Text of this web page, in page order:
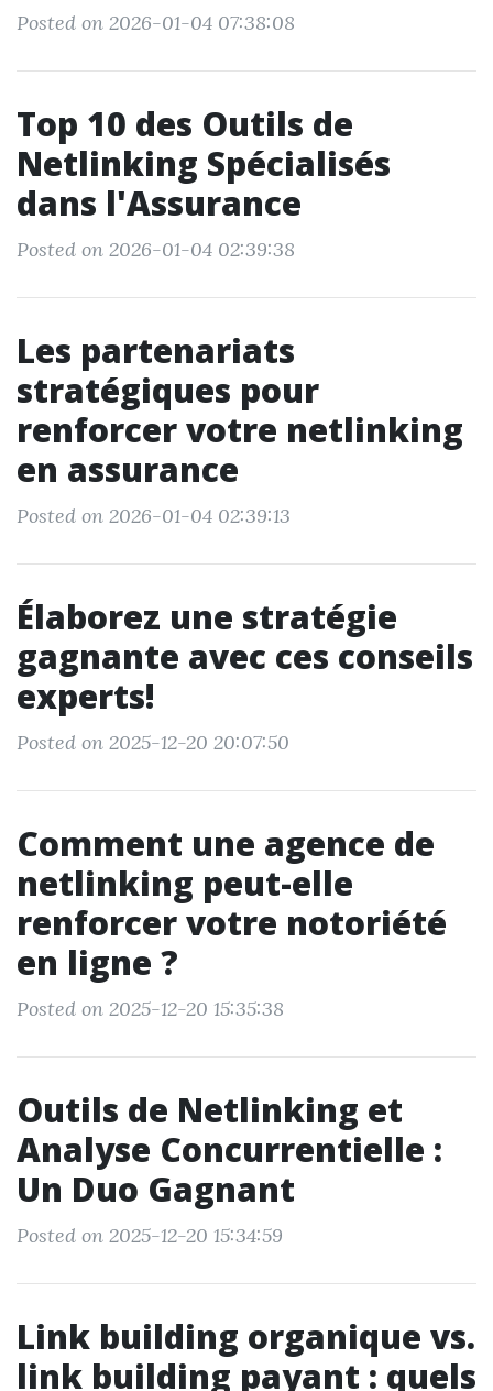
Posted on 2026-01-04 07:38:08
Top 10 des Outils de
Netlinking Spécialisés
dans l'Assurance
Posted on 2026-01-04 02:39:38
Les partenariats
stratégiques pour
renforcer votre netlinking
en assurance
Posted on 2026-01-04 02:39:13
Élaborez une stratégie
gagnante avec ces conseils
experts!
Posted on 2025-12-20 20:07:50
Comment une agence de
netlinking peut-elle
renforcer votre notoriété
en ligne ?
Posted on 2025-12-20 15:35:38
Outils de Netlinking et
Analyse Concurrentielle :
Un Duo Gagnant
Posted on 2025-12-20 15:34:59
Link building organique vs.
link building payant : quels